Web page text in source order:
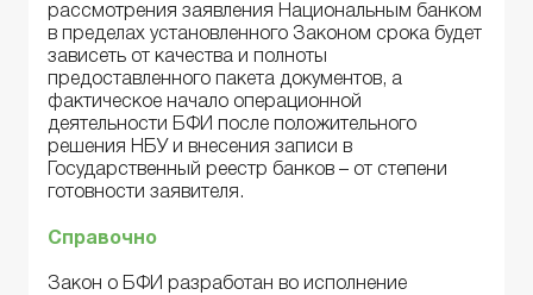
рассмотрения заявления Национальным банком
в пределах установленного Законом срока будет
зависеть от качества и полноты
предоставленного пакета документов, а
фактическое начало операционной
деятельности БФИ после положительного
решения НБУ и внесения записи в
Государственный реестр банков – от степени
готовности заявителя.
Справочно
Закон о БФИ разработан во исполнение